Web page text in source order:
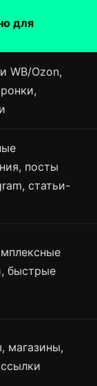
для
WB/Ozon,
посты
статьи-
быстрые
магазины,